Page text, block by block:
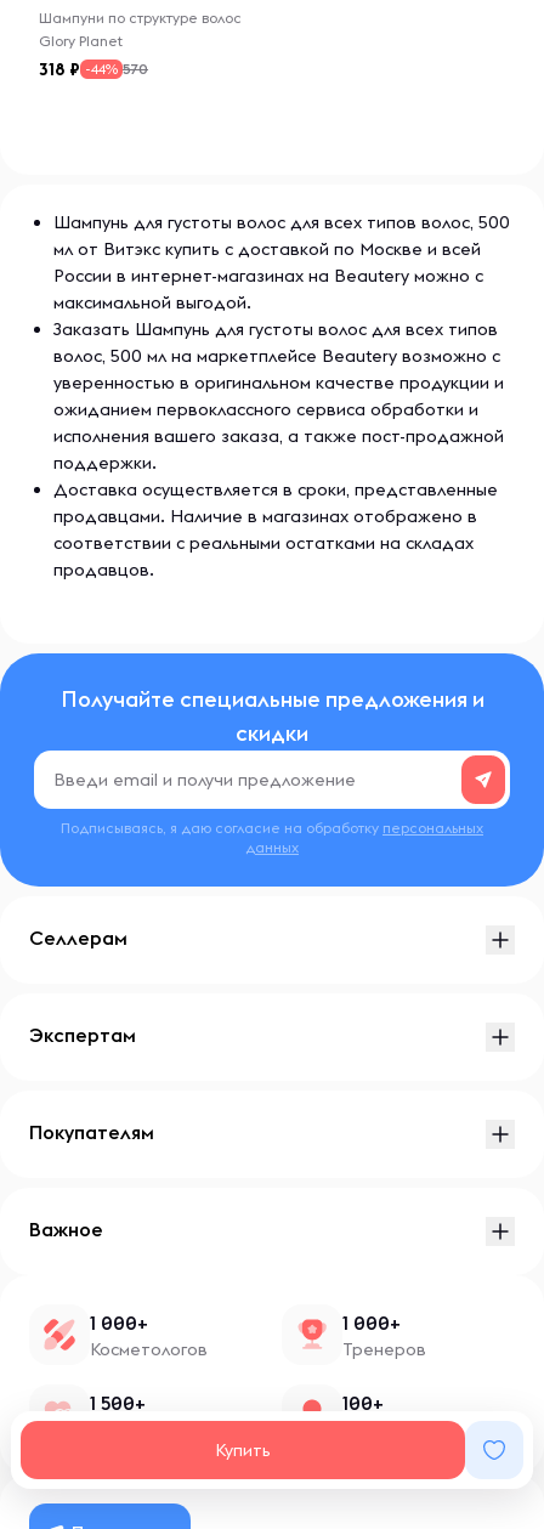
Шампуни по структуре волос
Glory Planet
318 -44% 570
Шампунь для густоты волос для всех типов волос, 500
мл от Витэкс купить с доставкой по Москве и всей
России в интернет-магазинах на Beautery можно с
максимальной выгодой.
Заказать Шампунь для густоты волос для всех типов
волос, 500 мл на маркетплейсе Beautery возможно с
уверенностью в оригинальном качестве продукции и
ожиданием первоклассного сервиса обработки и
исполнения вашего заказа, а также пост-продажной
поддержки.
Доставка осуществляется в сроки, представленные
продавцами. Наличие в магазинах отображено в
соответствии с реальными остатками на складах
продавцов.
Получайте специальные предложения и
скидки
Подписываясь, я даю согласие на обработку персональных
данных
Купить
Селлерам
Экспертам
Покупателям
Важное
1 000+
Косметологов
1 000+
Тренеров
1 500+ 100+